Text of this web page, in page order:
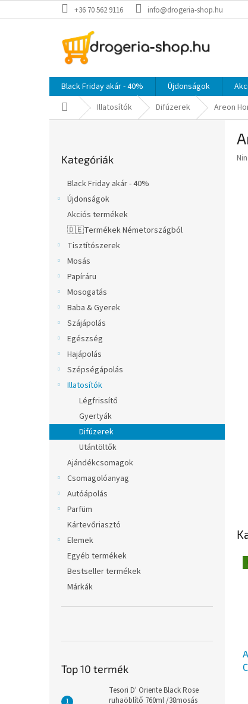
a
+36 70 562 9116 info@drogeria-shop.hu
Black Friday akár - 40% Újdonságok
KezdőlapIllatosítók Difúzerek Areon
átugrása
Kategóriák
Black Friday akár - 40%
Újdonságok
Akciós termékek
🇩🇪Termékek Németországból
Tisztítószerek
Mosás
Papíráru
Mosogatás
Baba & Gyerek
Szájápolás
Egészség
Hajápolás
Szépségápolás
Illatosítók
Légfrissítő
Gyertyák
Difúzerek
Utántöltők
Ajándékcsomagok
Csomagolóanyag
Autóápolás
Parfüm
Kártevőriasztó
Elemek
Egyéb termékek
Bestseller termékek
Márkák
Top 10 termék
Tesori D' Oriente Black Rose
ruhaöblítő 760ml /38mosás
A